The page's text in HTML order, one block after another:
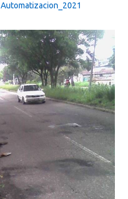
Automatizacion_2021